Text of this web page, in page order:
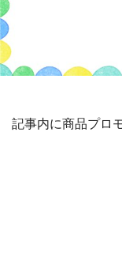
記事内に商品プロ